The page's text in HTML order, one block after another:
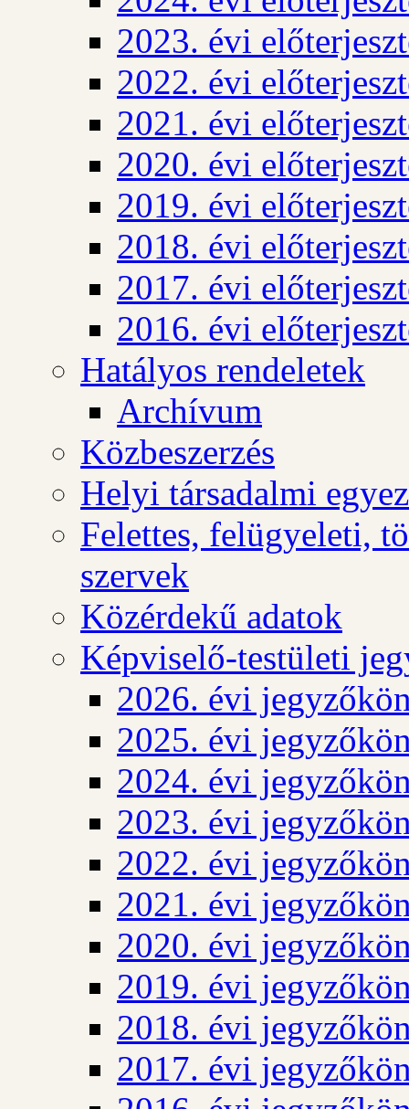
2023. évi
2022. évi
2021. évi
2020. évi
2019. évi
2018. évi
2017. évi
2016. évi
Hatályos rendeletek
Archívum
Közbeszerzés
Helyi társadalmi
Felettes, felügyeleti,
szervek
Közérdekű adatok
Képviselő-testületi
2026. évi
2025. évi
2024. évi
2023. évi
2022. évi
2021. évi
2020. évi
2019. évi
2018. évi
2017. évi